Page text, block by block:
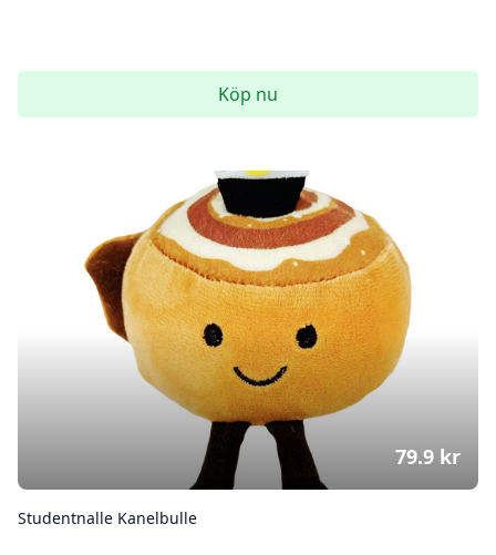
Köp nu
Studentnalle Kanelbulle
79.9 kr